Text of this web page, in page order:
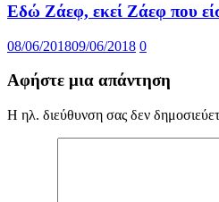
Εδώ Ζάεφ, εκεί Ζάεφ που
08/06/201809/06/2018 0
Αφήστε μια απάντηση
Η ηλ. διεύθυνση σας δεν